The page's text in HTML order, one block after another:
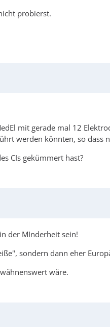
probierst.
mit gerade mal 12
werden könnten, so dass
CIs gekümmert hast?
der MInderheit sein!
sondern dann eher
wäre.